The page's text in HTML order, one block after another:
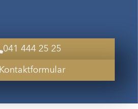
041 444 25 25
Kontaktformular